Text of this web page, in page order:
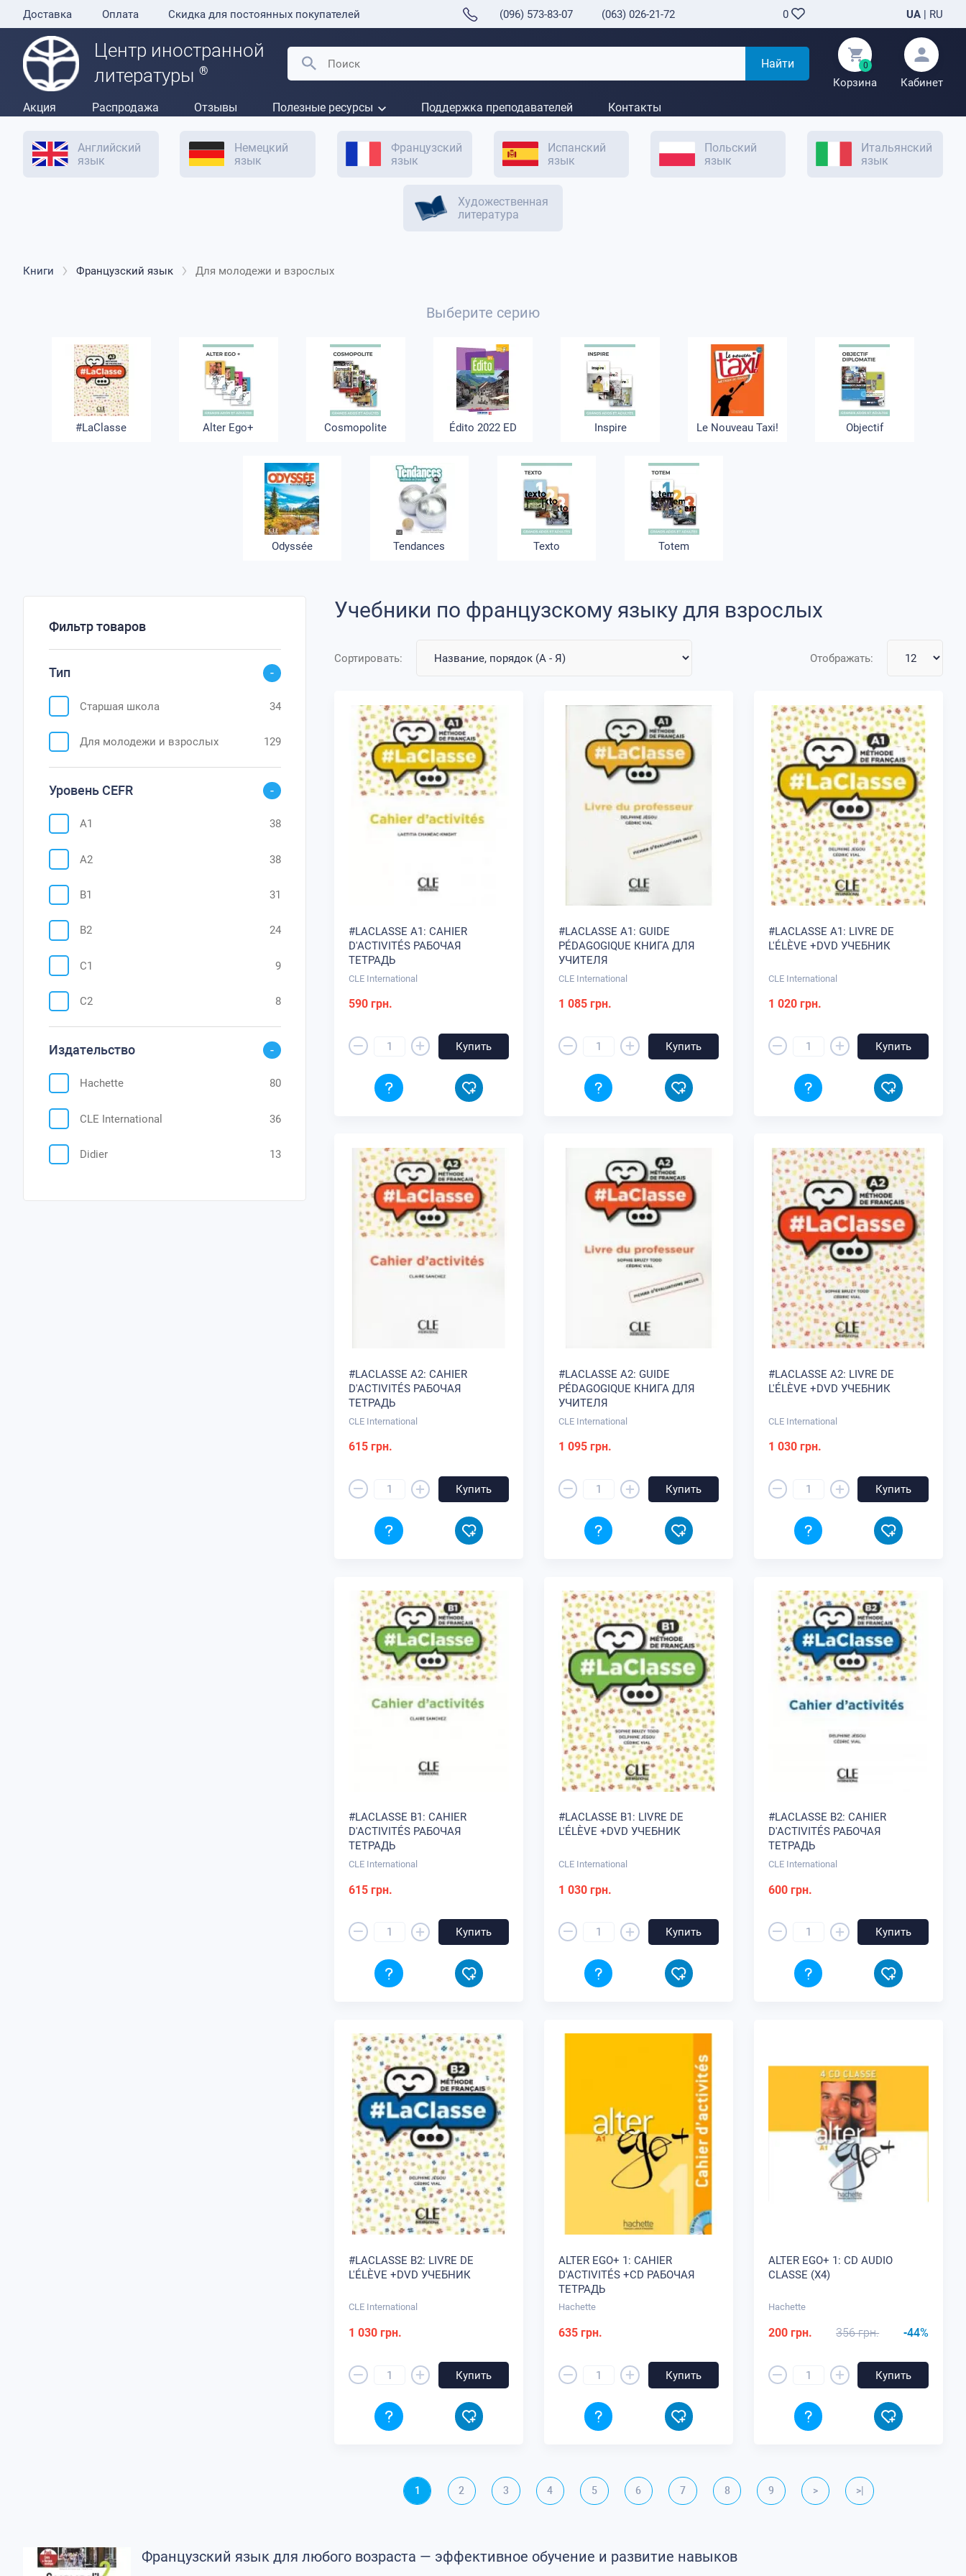
Доставка Оплата Скидка для постоянных покупателей (096) 573-83-07 (063) 026-21-72 0 UA | RU
Центр иностранной
литературы ®
Найти 0
Корзина Кабинет
Акция Распродажа Отзывы Полезные ресурсы Поддержка преподавателей Контакты
Английский
язык
Немецкий
язык
Французский
язык
Испанский
язык
Польский
язык
Итальянский
язык
Художественная
литература
Книги Французский язык Для молодежи и взрослых
Выберите серию
#LaClasse Alter Ego+ Cosmopolite Édito 2022 ED Inspire Le Nouveau Taxi! Objectif
Odyssée Tendances Texto Totem
Фильтр товаров
Тип
Старшая школа 34
Для молодежи и взрослых 129
Уровень CEFR
A1 38
A2 38
B1 31
B2 24
C1 9
C2 8
Издательство
Hachette 80
CLE International 36
Didier 13
Учебники по французскому языку для взрослых
Сортировать: Отображать:
#LACLASSE A1: CAHIER
D'ACTIVITÉS РАБОЧАЯ
ТЕТРАДЬ
CLE International
590 грн.
– + Купить
#LACLASSE A1: GUIDE
PÉDAGOGIQUE КНИГА ДЛЯ
УЧИТЕЛЯ
CLE International
1 085 грн.
– + Купить
#LACLASSE A1: LIVRE DE
L'ÉLÈVE +DVD УЧЕБНИК
CLE International
1 020 грн.
– + Купить
#LACLASSE A2: CAHIER
D'ACTIVITÉS РАБОЧАЯ
ТЕТРАДЬ
CLE International
615 грн.
– + Купить
#LACLASSE A2: GUIDE
PÉDAGOGIQUE КНИГА ДЛЯ
УЧИТЕЛЯ
CLE International
1 095 грн.
– + Купить
#LACLASSE A2: LIVRE DE
L'ÉLÈVE +DVD УЧЕБНИК
CLE International
1 030 грн.
– + Купить
#LACLASSE B1: CAHIER
D'ACTIVITÉS РАБОЧАЯ
ТЕТРАДЬ
CLE International
615 грн.
– + Купить
#LACLASSE B1: LIVRE DE
L'ÉLÈVE +DVD УЧЕБНИК
CLE International
1 030 грн.
– + Купить
#LACLASSE B2: CAHIER
D'ACTIVITÉS РАБОЧАЯ
ТЕТРАДЬ
CLE International
600 грн.
– + Купить
#LACLASSE B2: LIVRE DE
L'ÉLÈVE +DVD УЧЕБНИК
CLE International
1 030 грн.
– + Купить
ALTER EGO+ 1: CAHIER
D'ACTIVITÉS +CD РАБОЧАЯ
ТЕТРАДЬ
Hachette
635 грн.
– + Купить
ALTER EGO+ 1: CD AUDIO
CLASSE (X4)
Hachette
200 грн. 356 грн. -44%
– + Купить
1 2 3 4 5 6 7 8 9 > >|
Французский язык для любого возраста — эффективное обучение и развитие навыков